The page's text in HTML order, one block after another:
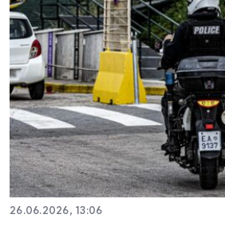
26.06.2026, 13:06